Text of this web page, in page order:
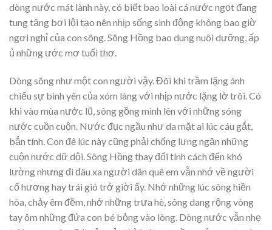
dòng nước mát lành này, có biết bao loài cá nước ngọt đang
tung tăng bơi lội tạo nên nhịp sống sinh động không bao giờ
ngơi nghỉ của con sông. Sông Hồng bao dung nuôi dưỡng, ấp
ủ những ước mơ tuổi thơ.
Dòng sông như một con người vậy. Đôi khi trầm lặng ánh
chiếu sự bình yên của xóm làng với nhịp nước lặng lờ trôi. Có
khi vào mùa nước lũ, sông gồng mình lên với những sóng
nước cuồn cuộn. Nước đục ngầu như da mặt ai lúc cáu gắt,
bẳn tính. Con đê lúc này cũng phải chống lưng ngăn những
cuộn nước dữ dội. Sông Hồng thay đổi tính cách đến khó
lường nhưng đi đâu xa người dân quê em vẫn nhớ về người
cố hương hay trái gió trở giời ấy. Nhớ những lúc sông hiền
hòa, chảy êm đềm, nhớ những trưa hè, sông dang rộng vòng
tay ôm những đứa con bé bỏng vào lòng. Dòng nước vẫn nhẹ